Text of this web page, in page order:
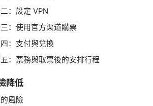
：設定 VPN
：使用官方渠道購票
：支付與兌換
：票務與取票後的安排行程
降低
風險